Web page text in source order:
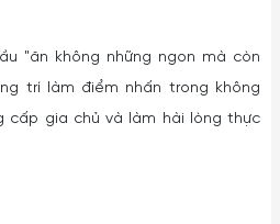
"ăn không những ngon mà còn
trí làm điểm nhấn trong không
cấp gia chủ và làm hài lòng thực